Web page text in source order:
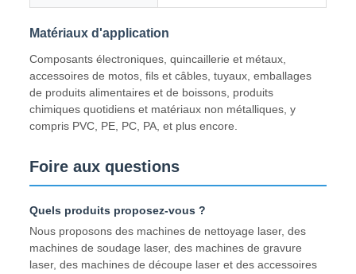
Matériaux d'application
Composants électroniques, quincaillerie et métaux,
accessoires de motos, fils et câbles, tuyaux, emballages
de produits alimentaires et de boissons, produits
chimiques quotidiens et matériaux non métalliques, y
compris PVC, PE, PC, PA, et plus encore.
Foire aux questions
Quels produits proposez-vous ?
Nous proposons des machines de nettoyage laser, des
machines de soudage laser, des machines de gravure
laser, des machines de découpe laser et des accessoires